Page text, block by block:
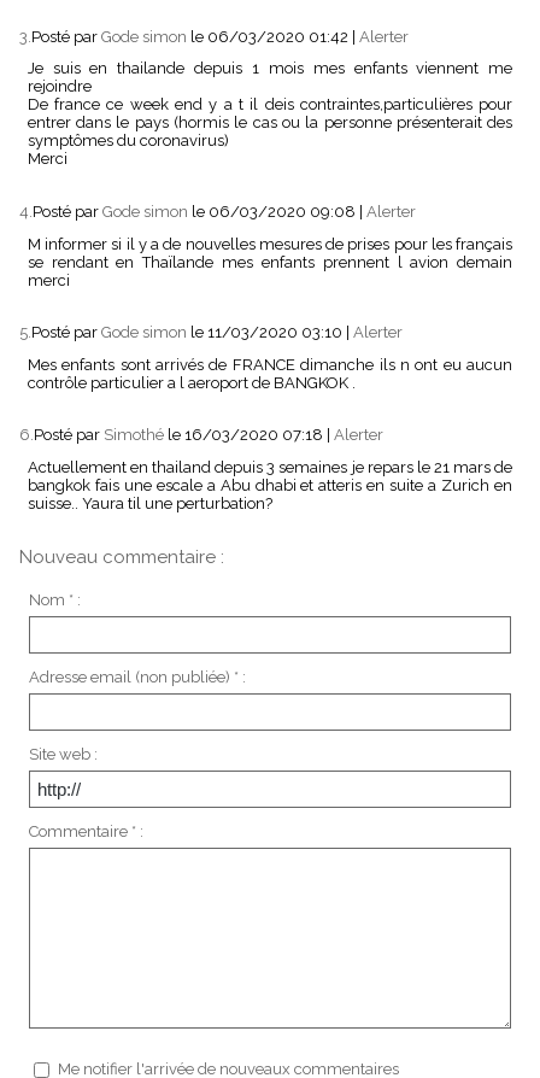
3. Posté par Gode simon le 06/03/2020 01:42 | Alerter
Je suis en thailande depuis 1 mois mes enfants viennent me
rejoindre
De france ce week end y a t il deis contraintes,particulières pour
entrer dans le pays (hormis le cas ou la personne présenterait des
symptômes du coronavirus)
Merci
4. Posté par Gode simon le 06/03/2020 09:08
Alerter
M informer si il y a de nouvelles mesures de prises pour les français
se rendant en Thaïlande mes enfants prennent l avion demain
merci
5. Posté par Gode simon le 11/03/2020 03:10
Alerter
Mes enfants sont arrivés de FRANCE dimanche ils n ont eu aucun
contrôle particulier a l aeroport de BANGKOK .
6.Posté par Simothé le 16/03/2020 07:18
Alerter
Actuellement en thailand depuis 3 semaines je repars le 21 mars de
bangkok fais une escale a Abu dhabi et atteris en suite a Zurich en
suisse.. Yaura til une perturbation?
Nouveau commentaire :
Nom * :
Adresse email (non publiée) * :
Site web :
Commentaire * :
Me notifier l'arrivée de nouveaux commentaires